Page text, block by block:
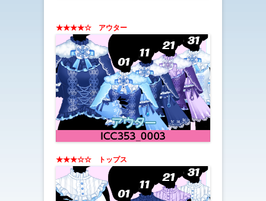
★★★★☆ アウター
★★★☆☆ トップス